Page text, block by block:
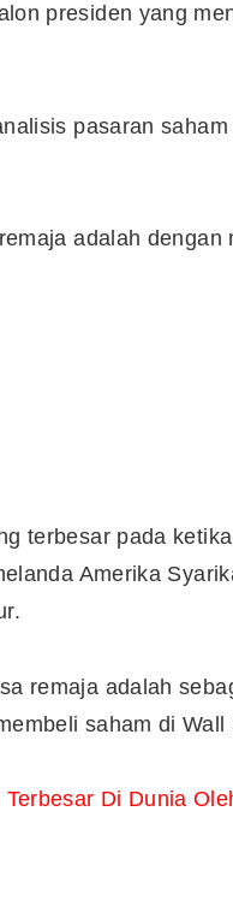
presiden yang
pasaran
adalah dengan
terbesar pada
Amerika
remaja adalah
saham di Wall
Di Dunia